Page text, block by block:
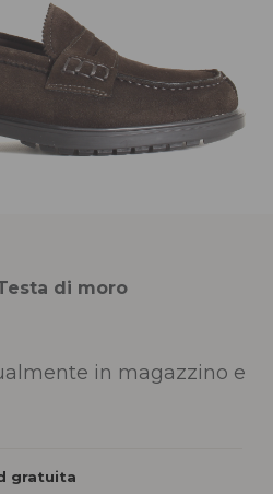
di moro
in magazzino e
gratuita